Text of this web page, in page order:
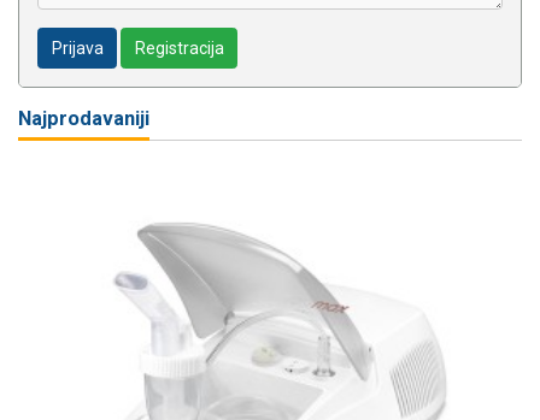
Prijava Registracija
Najprodavaniji